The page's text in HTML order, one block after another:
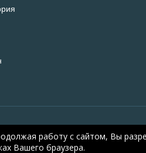
2026
работу с сайтом, Вы
Вашего браузера.